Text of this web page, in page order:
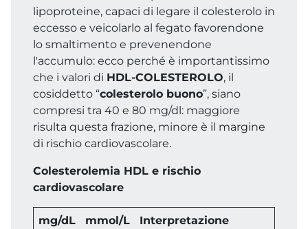
lipoproteine, capaci di legare il colesterolo in
eccesso e veicolarlo al fegato favorendone
lo smaltimento e prevenendone
l'accumulo: ecco perché è importantissimo
che i valori di HDL-COLESTEROLO, il
cosiddetto “colesterolo buono”, siano
compresi tra 40 e 80 mg/dl: maggiore
risulta questa frazione, minore è il margine
di rischio cardiovascolare.
Colesterolemia HDL e rischio
cardiovascolare
mg/dL mmol/L
Interpretazione